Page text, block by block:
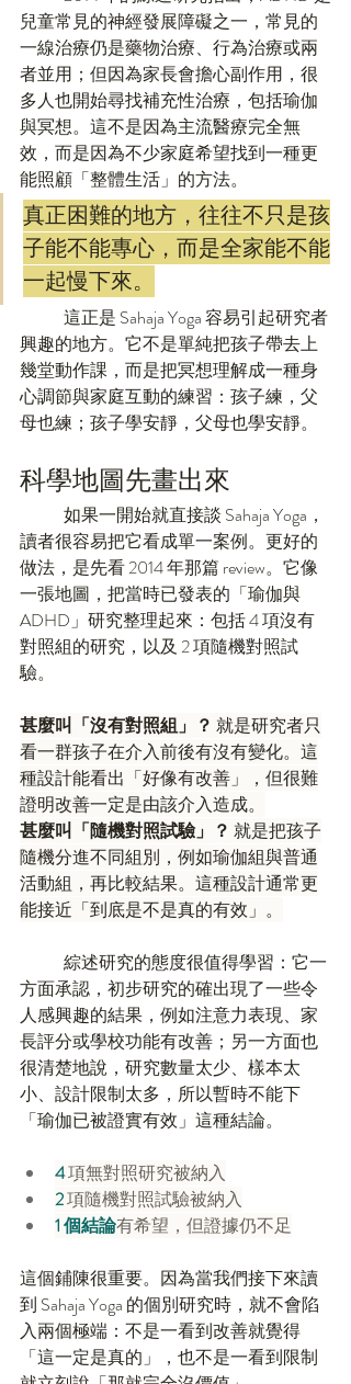
兒童常見的神經發展障礙之一，常見的
一線治療仍是藥物治療、行為治療或兩
者並用；但因為家長會擔心副作用，很
多人也開始尋找補充性治療，包括瑜伽
與冥想。這不是因為主流醫療完全無
效，而是因為不少家庭希望找到一種更
能照顧「整體生活」的方法。
真正困難的地方，往往不只是孩
子能不能專心，而是全家能不能
一起慢下來。
興趣的地方。它不是單純把孩子帶去上
幾堂動作課，而是把冥想理解成一種身
心調節與家庭互動的練習：孩子練，父
母也練；孩子學安靜，父母也學安靜。
科學地圖先畫出來
讀者很容易把它看成單一案例。更好的
做法，是先看 2014 年那篇 review。它像
一張地圖，把當時已發表的「瑜伽與
ADHD」研究整理起來：包括 4 項沒有
對照組的研究，以及 2 項隨機對照試
驗。
甚麼叫「沒有對照組」？ 就是研究者只
看一群孩子在介入前後有沒有變化。這
種設計能看出「好像有改善」，但很難
證明改善一定是由該介入造成。
甚麼叫「隨機對照試驗」？ 就是把孩子
隨機分進不同組別，例如瑜伽組與普通
活動組，再比較結果。這種設計通常更
能接近「到底是不是真的有效」。
方面承認，初步研究的確出現了一些令
人感興趣的結果，例如注意力表現、家
長評分或學校功能有改善；另一方面也
很清楚地說，研究數量太少、樣本太
小、設計限制太多，所以暫時不能下
「瑜伽已被證實有效」這種結論。
4 項無對照研究被納入
2 項隨機對照試驗被納入
1 個結論有希望，但證據仍不足
這個鋪陳很重要。因為當我們接下來讀
到 Sahaja Yoga 的個別研究時，就不會陷
入兩個極端：不是一看到改善就覺得
「這一定是真的」，也不是一看到限制